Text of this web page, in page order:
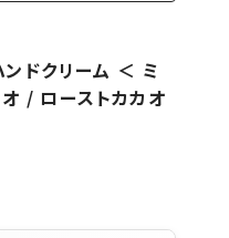
ドクリーム ＜ ミ
/ ローストカカオ